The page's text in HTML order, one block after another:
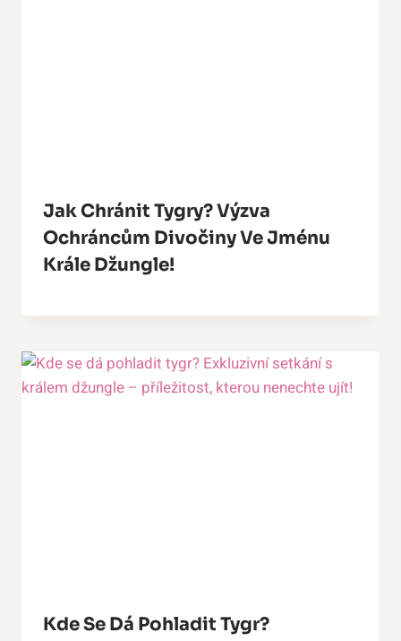
Jak Chránit Tygry? Výzva
Ochráncům Divočiny Ve Jménu
Krále Džungle!
Kde Se Dá Pohladit Tygr?